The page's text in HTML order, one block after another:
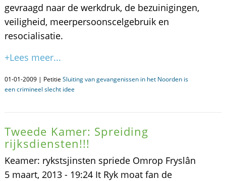
gevraagd naar de werkdruk, de bezuinigingen,
veiligheid, meerpersoonscelgebruik en
resocialisatie.
+Lees meer...
01-01-2009 | Petitie Sluiting van gevangenissen in het Noorden is
een crimineel slecht idee
Tweede Kamer: Spreiding
rijksdiensten!!!
Keamer: rykstsjinsten spriede Omrop Fryslân
5 maart, 2013 - 19:24 It Ryk moat fan de